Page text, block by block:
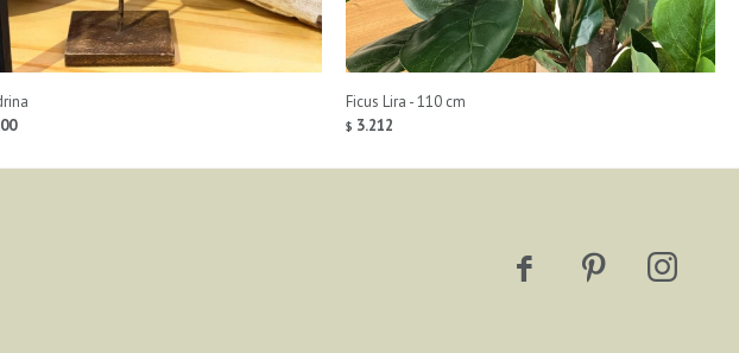
Ficus Lira - 110 cm
$ 3.212
  